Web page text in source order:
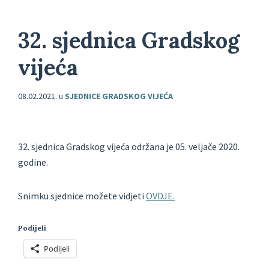
32. sjednica Gradskog
vijeća
08.02.2021. u SJEDNICE GRADSKOG VIJEĆA
32. sjednica Gradskog vijeća održana je 05. veljače 2020.
godine.
Snimku sjednice možete vidjeti OVDJE.
Podijeli
Podijeli